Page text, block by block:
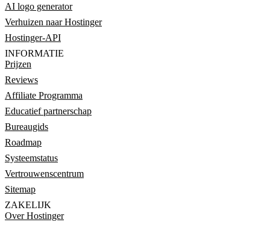
AI logo generator
Verhuizen naar Hostinger
Hostinger-API
INFORMATIE
Prijzen
Reviews
Affiliate Programma
Educatief partnerschap
Bureaugids
Roadmap
Systeemstatus
Vertrouwenscentrum
Sitemap
ZAKELIJK
Over Hostinger